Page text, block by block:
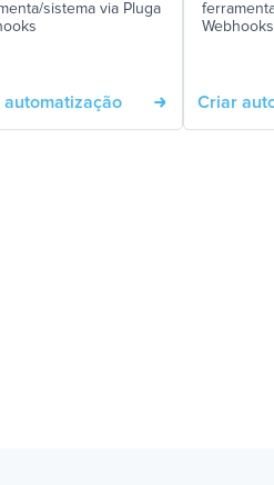
sistema via Pluga
automatização
Webhooks
Criar